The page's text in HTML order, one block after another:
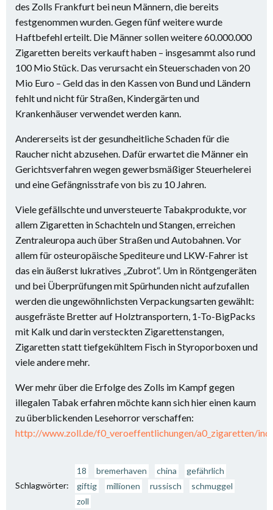
des Zolls Frankfurt bei neun Männern, die bereits
festgenommen wurden. Gegen fünf weitere wurde
Haftbefehl erteilt. Die Männer sollen weitere 60.000.000
Zigaretten bereits verkauft haben – insgesammt also rund
100 Mio Stück. Das verursacht ein Steuerschaden von 20
Mio Euro – Geld das in den Kassen von Bund und Ländern
fehlt und nicht für Straßen, Kindergärten und
Krankenhäuser verwendet werden kann.
Andererseits ist der gesundheitliche Schaden für die
Raucher nicht abzusehen. Dafür erwartet die Männer ein
Gerichtsverfahren wegen gewerbsmäßiger Steuerhelerei
und eine Gefängnisstrafe von bis zu 10 Jahren.
Viele gefällschte und unversteuerte Tabakprodukte, vor
allem Zigaretten in Schachteln und Stangen, erreichen
Zentraleuropa auch über Straßen und Autobahnen. Vor
allem für osteuropäische Spediteure und LKW-Fahrer ist
das ein äußerst lukratives „Zubrot“. Um in Röntgengeräten
und bei Überprüfungen mit Spürhunden nicht aufzufallen
werden die ungewöhnlichsten Verpackungsarten gewählt:
ausgefräste Bretter auf Holztransportern, 1-To-BigPacks
mit Kalk und darin versteckten Zigarettenstangen,
Zigaretten statt tiefgekühltem Fisch in Styroporboxen und
viele andere mehr.
Wer mehr über die Erfolge des Zolls im Kampf gegen
illegalen Tabak erfahren möchte kann sich hier einen kaum
zu überblickenden Lesehorror verschaffen:
http://www.zoll.de/f0_veroeffentlichungen/a0_zigaretten/
Schlagwörter:
18 bremerhaven china
gefährlich
giftig
millionen russisch
schmuggel
zoll